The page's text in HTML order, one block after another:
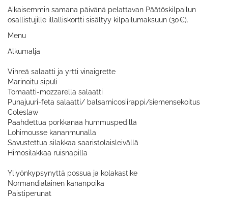
Aikaisemmin samana päivänä pelattavan Päätöskilpailun
osallistujille illalliskortti sisältyy kilpailumaksuun (30€).
Menu
Alkumalja
Vihreä salaatti ja yrtti vinaigrette
Marinoitu sipuli
Tomaatti-mozzarella salaatti
Punajuuri-feta salaatti/ balsamicosiirappi/siemensekoitus
Coleslaw
Paahdettua porkkanaa hummuspedillä
Lohimousse kananmunalla
Savustettua silakkaa saaristolaisleivällä
Himosilakkaa ruisnapilla
Yliyönkypsynyttä possua ja kolakastike
Normandialainen kananpoika
Paistiperunat